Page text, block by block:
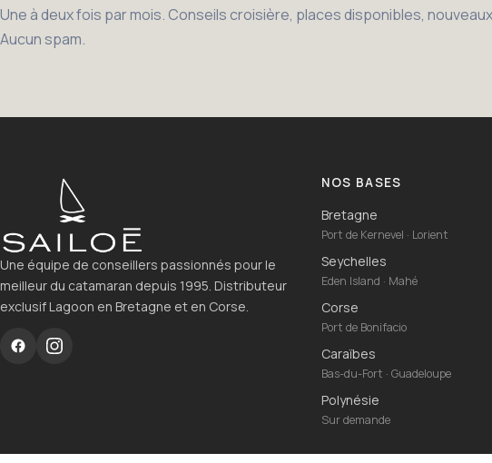
Une à deux fois par mois. Conseils croisière, places disponibles,
Aucun spam.
Une équipe de conseillers passionnés pour le
meilleur du catamaran depuis 1995. Distributeur
exclusif Lagoon en Bretagne et en Corse.
NOS BASES
Bretagne
Port de Kernevel · Lorient
Seychelles
Eden Island · Mahé
Corse
Port de Bonifacio
Caraïbes
Bas-du-Fort · Guadeloupe
Polynésie
Sur demande